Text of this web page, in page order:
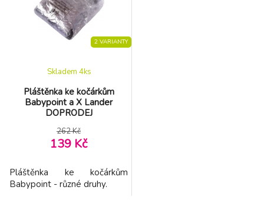
2 VARIANTY
Pláštěnka ke kočárkům
Babypoint a X Lander
DOPRODEJ
Skladem 4ks
262 Kč
139 Kč
Pláštěnka ke kočárkům
Babypoint - různé druhy.